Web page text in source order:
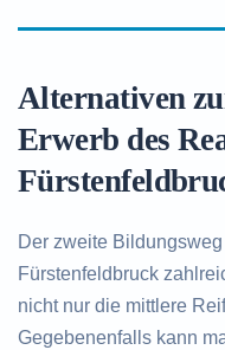
Alternativen
Erwerb des
Der zweite
Fürstenfeldbruck
nicht nur die mittlere
Gegebenenfalls kann